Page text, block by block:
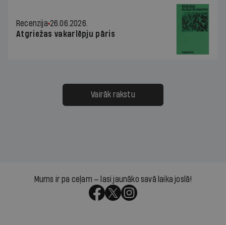
Recenzija 26.06.2026.
Atgriežas vakarlēpju pāris
Vairāk rakstu
Mums ir pa ceļam — lasi jaunāko savā laika joslā!